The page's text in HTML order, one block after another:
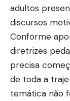
adultos
discursos
Conforme
diretrizes
precisa
de toda a
temática não